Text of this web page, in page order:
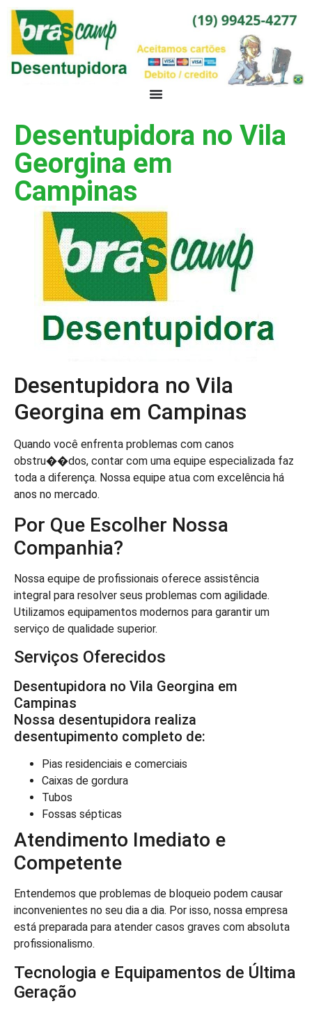
Desentupidora no Vila
Georgina em
Campinas
Desentupidora no Vila
Georgina em Campinas
Quando você enfrenta problemas com canos
obstru��dos, contar com uma equipe especializada faz
toda a diferença. Nossa equipe atua com excelência há
anos no mercado.
Por Que Escolher Nossa
Companhia?
Nossa equipe de profissionais oferece assistência
integral para resolver seus problemas com agilidade.
Utilizamos equipamentos modernos para garantir um
serviço de qualidade superior.
Serviços Oferecidos
Desentupidora no Vila Georgina em
Campinas
Nossa desentupidora realiza
desentupimento completo de:
Pias residenciais e comerciais
Caixas de gordura
Tubos
Fossas sépticas
Atendimento Imediato e
Competente
Entendemos que problemas de bloqueio podem causar
inconvenientes no seu dia a dia. Por isso, nossa empresa
está preparada para atender casos graves com absoluta
profissionalismo.
Tecnologia e Equipamentos de Última
Geração